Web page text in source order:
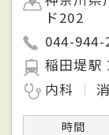
ド202
044-944-
稲田堤駅
内科
時間